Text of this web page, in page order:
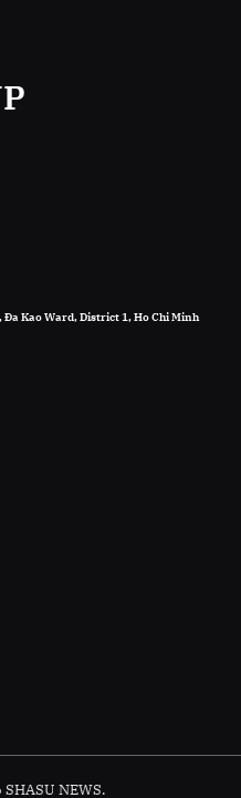
Kao Ward, District 1, Ho Chi Minh
NEWS.